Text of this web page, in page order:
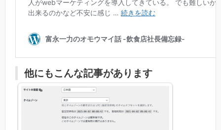
他にもこんな記事があります